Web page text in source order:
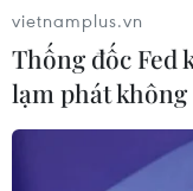
vietnamplus.vn
Thống đốc Fed
lạm phát